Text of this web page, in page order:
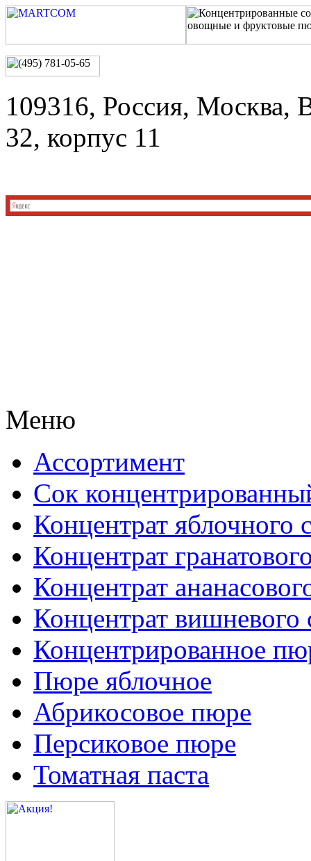
109316, Россия, Москва,
32, корпус 11
Меню
Ассортимент
Сок
Концентрат яблочного
Концентрат
Концентрат
Концентрат вишневого
Концентрированное
Пюре яблочное
Абрикосовое пюре
Персиковое пюре
Томатная паста